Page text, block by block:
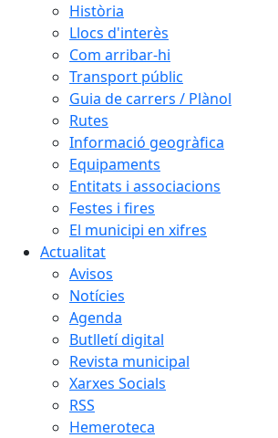
Història
Llocs d'interès
Com arribar-hi
Transport públic
Guia de carrers / Plànol
Rutes
Informació geogràfica
Equipaments
Entitats i associacions
Festes i fires
El municipi en xifres
Actualitat
Avisos
Notícies
Agenda
Butlletí digital
Revista municipal
Xarxes Socials
RSS
Hemeroteca